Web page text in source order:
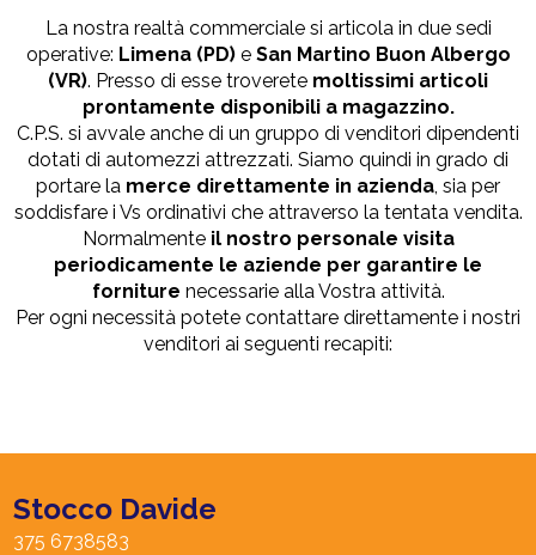
La nostra realtà commerciale si articola in due sedi
operative: Limena (PD)eSan Martino Buon Albergo
(VR). Presso di esse troverete moltissimi articoli
prontamente disponibili a magazzino.
C.P.S. si avvale anche di un gruppo di venditori dipendenti
dotati di automezzi attrezzati. Siamo quindi in grado di
portare la merce direttamente in azienda, sia per
soddisfare i Vs ordinativi che attraverso la tentata vendita.
Normalmente il nostro personale visita
periodicamente le aziende per garantire le
forniture necessarie alla Vostra attività.
Per ogni necessità potete contattare direttamente i nostri
venditori ai seguenti recapiti:
Stocco Davide
375 6738583